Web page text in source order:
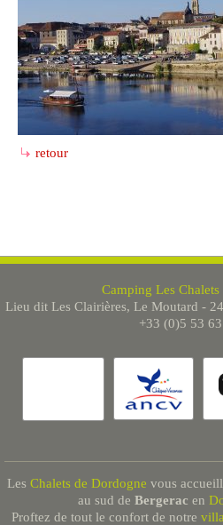
retour
Camping Les
Lieu dit Les Clairières, Le Moutard -
+33 (0)5 53
Les Chalets de Dordogne vous
au sud de Bergerac en
Proftez de tout le confort de notre